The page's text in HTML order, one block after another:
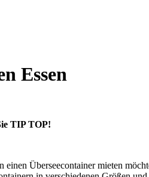
Essen
TIP TOP!
einen Überseecontainer mieten